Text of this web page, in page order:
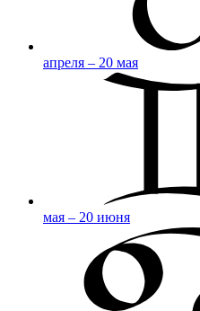
апреля – 20 мая
мая – 20 июня